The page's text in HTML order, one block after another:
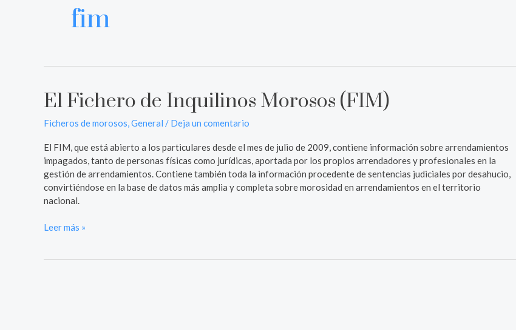
fim
El Fichero de Inquilinos Morosos (FIM)
Ficheros de morosos,General / Deja un comentario
El FIM, que está abierto a los particulares desde el mes de julio de 2009, contiene información sobre arrendamientos
impagados, tanto de personas físicas como jurídicas, aportada por los propios arrendadores y profesionales en la
gestión de arrendamientos. Contiene también toda la información procedente de sentencias judiciales por desahucio,
convirtiéndose en la base de datos más amplia y completa sobre morosidad en arrendamientos en el territorio
nacional.
El
Fichero
de
Morosos
(FIM)
Leer más »